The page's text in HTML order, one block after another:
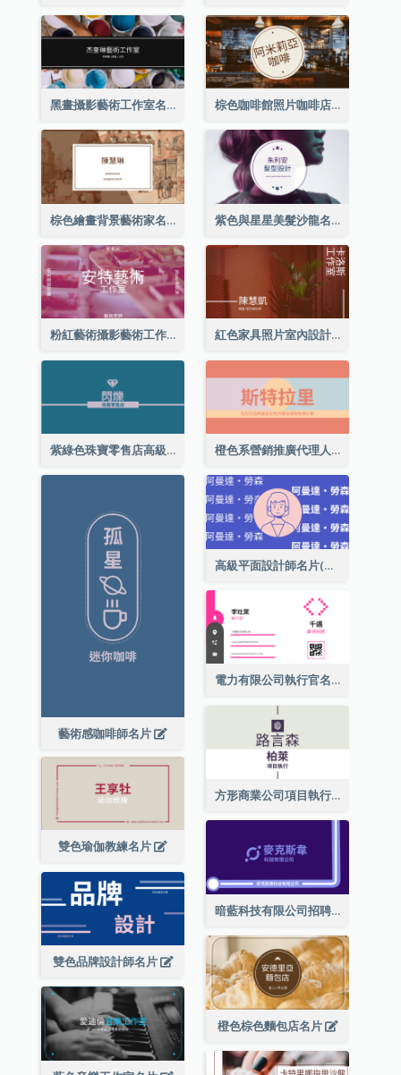
黑畫攝影藝術工作室名片 棕色咖啡館照片咖啡店名片
棕色繪畫背景藝術家名片 紫色與星星美髮沙龍名片
粉紅藝術攝影藝術工作室名片 紅色家具照片室內設計名片
紫綠色珠寶零售店高級總監名片 橙色系營銷推廣代理人名片
藝術感咖啡師名片
高級平面設計師名片(附自畫像)
電力有限公司執行官名片
方形商業公司項目執行總監名片
雙色瑜伽教練名片
暗藍科技有限公司招聘經理名片
雙色品牌設計師名片
橙色棕色麵包店名片